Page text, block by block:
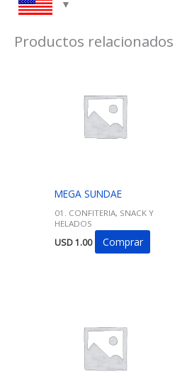
Productos relacionados
MEGA SUNDAE
01. CONFITERIA, SNACK Y
HELADOS
USD1.00 Comprar